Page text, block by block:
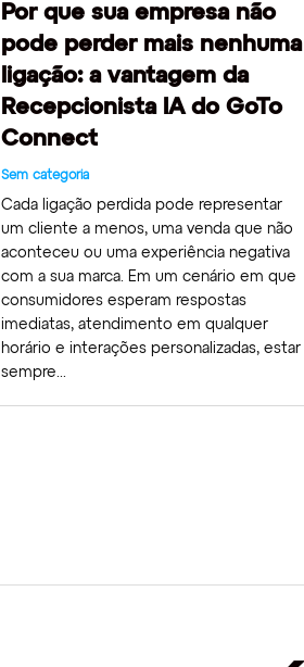
Por que sua empresa não
pode perder mais nenhuma
ligação: a vantagem da
Recepcionista IA do GoTo
Connect​
Sem categoria
Cada ligação perdida pode representar
um cliente a menos, uma venda que não
aconteceu ou uma experiência negativa
com a sua marca. Em um cenário em que
consumidores esperam respostas
imediatas, atendimento em qualquer
horário e interações personalizadas, estar
sempre...